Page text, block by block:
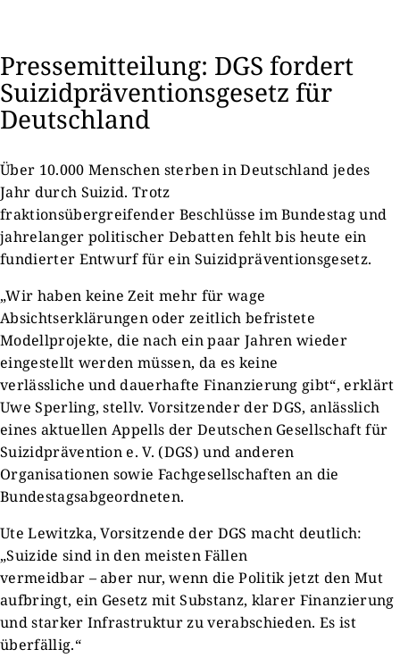
Pressemitteilung: DGS fordert
Suizidpräventionsgesetz für
Deutschland
Über 10.000 Menschen sterben in Deutschland jedes
Jahr durch Suizid. Trotz
fraktionsübergreifender Beschlüsse im Bundestag und
jahrelanger politischer Debatten fehlt bis heute ein
fundierter Entwurf für ein Suizidpräventionsgesetz.
„Wir haben keine Zeit mehr für wage
Absichtserklärungen oder zeitlich befristete
Modellprojekte, die nach ein paar Jahren wieder
eingestellt werden müssen, da es keine
verlässliche und dauerhafte Finanzierung gibt“, erklärt
Uwe Sperling, stellv. Vorsitzender der DGS, anlässlich
eines aktuellen Appells der Deutschen Gesellschaft für
Suizidprävention e. V. (DGS) und anderen
Organisationen sowie Fachgesellschaften an die
Bundestagsabgeordneten.
Ute Lewitzka, Vorsitzende der DGS macht deutlich:
„Suizide sind in den meisten Fällen
vermeidbar – aber nur, wenn die Politik jetzt den Mut
aufbringt, ein Gesetz mit Substanz, klarer Finanzierung
und starker Infrastruktur zu verabschieden. Es ist
überfällig.“